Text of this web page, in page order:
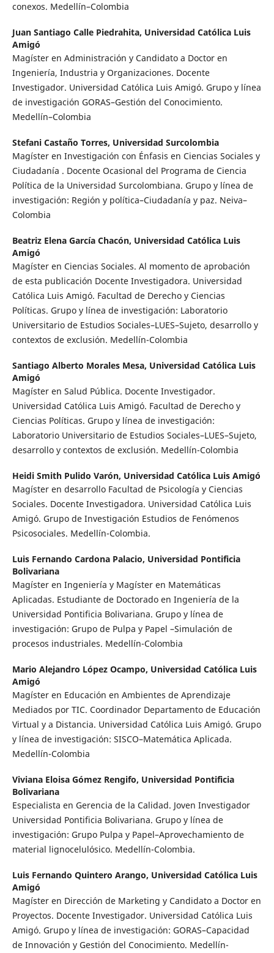
conexos. Medellín–Colombia
Juan Santiago Calle Piedrahita, Universidad Católica Luis
Amigó
Magíster en Administración y Candidato a Doctor en
Ingeniería, Industria y Organizaciones. Docente
Investigador. Universidad Católica Luis Amigó. Grupo y línea
de investigación GORAS–Gestión del Conocimiento.
Medellín–Colombia
Stefani Castaño Torres, Universidad Surcolombia
Magíster en Investigación con Énfasis en Ciencias Sociales y
Ciudadanía . Docente Ocasional del Programa de Ciencia
Política de la Universidad Surcolombiana. Grupo y línea de
investigación: Región y política–Ciudadanía y paz. Neiva–
Colombia
Beatriz Elena García Chacón, Universidad Católica Luis
Amigó
Magíster en Ciencias Sociales. Al momento de aprobación
de esta publicación Docente Investigadora. Universidad
Católica Luis Amigó. Facultad de Derecho y Ciencias
Políticas. Grupo y línea de investigación: Laboratorio
Universitario de Estudios Sociales–LUES–Sujeto, desarrollo y
contextos de exclusión. Medellín-Colombia
Santiago Alberto Morales Mesa, Universidad Católica Luis
Amigó
Magíster en Salud Pública. Docente Investigador.
Universidad Católica Luis Amigó. Facultad de Derecho y
Ciencias Políticas. Grupo y línea de investigación:
Laboratorio Universitario de Estudios Sociales–LUES–Sujeto,
desarrollo y contextos de exclusión. Medellín-Colombia
Heidi Smith Pulido Varón, Universidad Católica Luis Amigó
Magíster en desarrollo Facultad de Psicología y Ciencias
Sociales. Docente Investigadora. Universidad Católica Luis
Amigó. Grupo de Investigación Estudios de Fenómenos
Psicosociales. Medellín-Colombia.
Luis Fernando Cardona Palacio, Universidad Pontificia
Bolivariana
Magíster en Ingeniería y Magíster en Matemáticas
Aplicadas. Estudiante de Doctorado en Ingeniería de la
Universidad Pontificia Bolivariana. Grupo y línea de
investigación: Grupo de Pulpa y Papel –Simulación de
procesos industriales. Medellín-Colombia
Mario Alejandro López Ocampo, Universidad Católica Luis
Amigó
Magíster en Educación en Ambientes de Aprendizaje
Mediados por TIC. Coordinador Departamento de Educación
Virtual y a Distancia. Universidad Católica Luis Amigó. Grupo
y línea de investigación: SISCO–Matemática Aplicada.
Medellín-Colombia
Viviana Eloisa Gómez Rengifo, Universidad Pontificia
Bolivariana
Especialista en Gerencia de la Calidad. Joven Investigador
Universidad Pontificia Bolivariana. Grupo y línea de
investigación: Grupo Pulpa y Papel–Aprovechamiento de
material lignocelulósico. Medellín-Colombia.
Luis Fernando Quintero Arango, Universidad Católica Luis
Amigó
Magíster en Dirección de Marketing y Candidato a Doctor en
Proyectos. Docente Investigador. Universidad Católica Luis
Amigó. Grupo y línea de investigación: GORAS–Capacidad
de Innovación y Gestión del Conocimiento. Medellín-